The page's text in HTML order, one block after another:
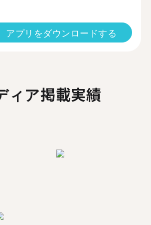
アプリをダウンロードする
ィア掲載実績